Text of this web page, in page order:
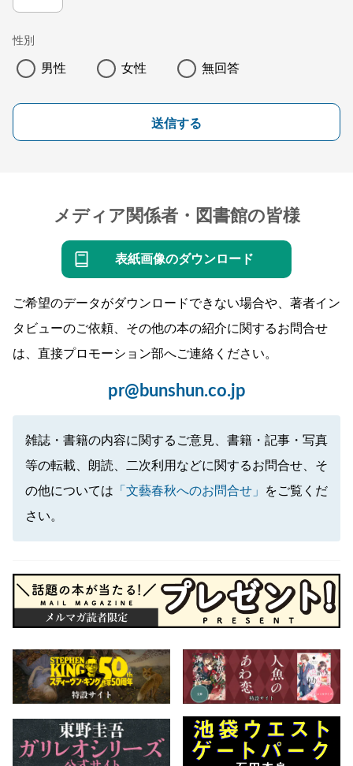
性別
男性 女性 無回答
送信する
メディア関係者・図書館の皆様
表紙画像のダウンロード
ご希望のデータがダウンロードできない場合や、著者イン
タビューのご依頼、その他の本の紹介に関するお問合せ
は、直接プロモーション部へご連絡ください。
pr@bunshun.co.jp
雑誌・書籍の内容に関するご意見、書籍・記事・写真
等の転載、朗読、二次利用などに関するお問合せ、そ
の他については 「文藝春秋へのお問合せ」
をご覧くだ
さい。